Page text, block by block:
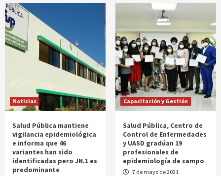
Noticias
Salud Pública mantiene
vigilancia epidemiológica
e informa que 46
variantes han sido
identificadas pero JN.1 es
predominante
Capacitación y Gestión
Salud Pública, Centro de
Control de Enfermedades
y UASD gradúan 19
profesionales de
epidemiología de campo
7 de mayo de 2021